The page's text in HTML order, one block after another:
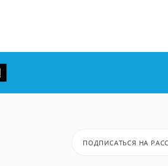
ПОДПИСАТЬСЯ НА